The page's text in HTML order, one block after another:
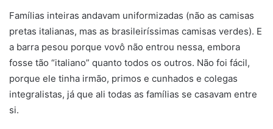
Famílias inteiras andavam uniformizadas (não as camisas
pretas italianas, mas as brasileiríssimas camisas verdes). E
a barra pesou porque vovô não entrou nessa, embora
fosse tão “italiano” quanto todos os outros. Não foi fácil,
porque ele tinha irmão, primos e cunhados e colegas
integralistas, já que ali todas as famílias se casavam entre
si.